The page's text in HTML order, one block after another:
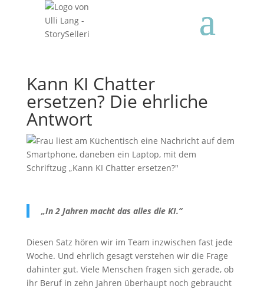
Kann KI Chatter
ersetzen? Die ehrliche
Antwort
„In 2 Jahren macht das alles die KI.“
Diesen Satz hören wir im Team inzwischen fast jede
Woche. Und ehrlich gesagt verstehen wir die Frage
dahinter gut. Viele Menschen fragen sich gerade, ob
ihr Beruf in zehn Jahren überhaupt noch gebraucht